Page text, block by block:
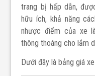
trang bị hấp dẫn,
hữu ích, khả năng
nhược điểm của xe
thông thoáng cho lắm
Dưới đây là bảng giá